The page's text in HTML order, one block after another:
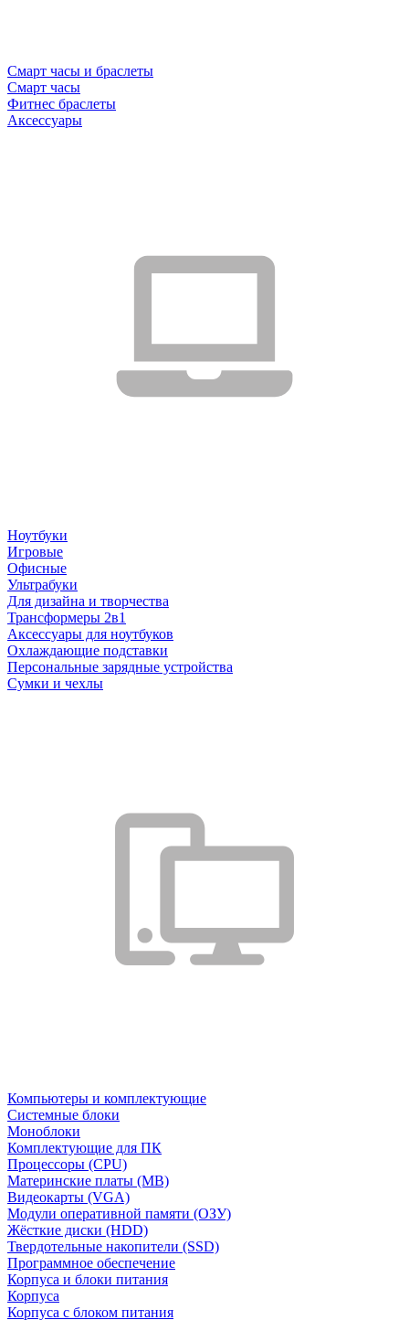
Смарт часы и браслеты
Смарт часы
Фитнес браслеты
Аксессуары
Ноутбуки
Игровые
Офисные
Ультрабуки
Для дизайна и творчества
Трансформеры 2в1
Аксессуары для ноутбуков
Охлаждающие подставки
Персональные зарядные устройства
Сумки и чехлы
Компьютеры и комплектующие
Системные блоки
Моноблоки
Комплектующие для ПК
Процессоры (CPU)
Материнские платы (MB)
Видеокарты (VGA)
Модули оперативной памяти (ОЗУ)
Жёсткие диски (HDD)
Твердотельные накопители (SSD)
Программное обеспечение
Корпуса и блоки питания
Корпуса
Корпуса с блоком питания